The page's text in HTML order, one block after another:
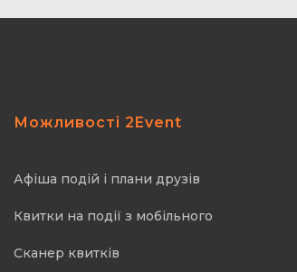
Можливості 2Event
Афіша подій і плани друзів
Квитки на події з мобільного
Cканер квитків